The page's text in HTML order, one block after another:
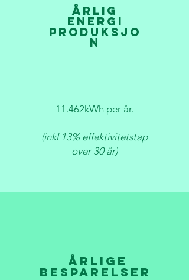
årlig
energi
produksjo
n
11.462kWh per år.
(inkl 13% effektivitetstap
over 30 år)
Årlige
besparelser